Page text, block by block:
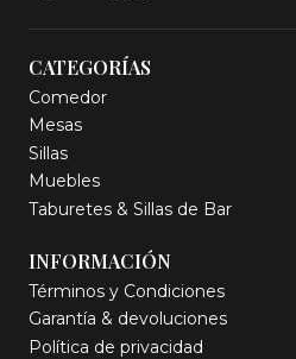
CATEGORÍAS
Comedor
Mesas
Sillas
Muebles
Taburetes & Sillas de Bar
INFORMACIÓN
Términos y Condiciones
Garantía & devoluciones
Política de privacidad